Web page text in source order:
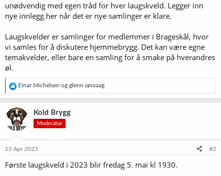
unødvendig med egen tråd for hver laugskveld. Legger inn
nye innlegg her når det er nye samlinger er klare.
Laugskvelder er samlinger for medlemmer i Brageskål, hvor
vi samles for å diskutere hjemmebrygg. Det kan være egne
temakvelder, eller bare en samling for å smake på hverandres
øl.
R
e
a
k
s
j
o
e
:
Einar Michelsen og glenn sørvaag
Kold Brygg
Moderator
13 Apr 2023 #2
Første laugskveld i 2023 blir fredag 5. mai kl 1930.